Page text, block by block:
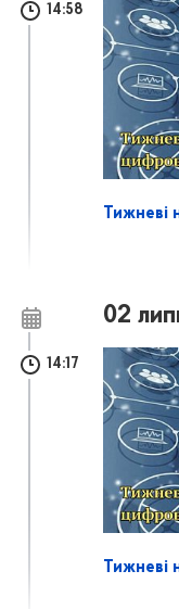
14:58
02
14:17
Тижневі